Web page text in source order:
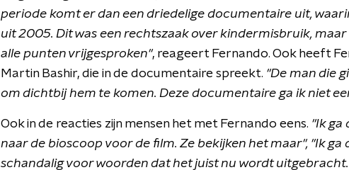
periode komt er dan een driedelige documentaire uit,
uit 2005. Dit was een rechtszaak over kindermisbruik, maar
alle punten vrijgesproken", reageert Fernando. Ook heeft
Martin Bashir, die in de documentaire spreekt. "De man die
om dichtbij hem te komen. Deze documentaire ga ik niet
Ook in de reacties zijn mensen het met Fernando eens. "Ik ga
naar de bioscoop voor de film. Ze bekijken het maar", "Ik ga
schandalig voor woorden dat het juist nu wordt uitgebracht.